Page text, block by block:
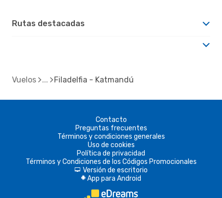
Rutas destacadas
Vuelos Filadelfia - Katmandú
Contacto
Preguntas frecuentes
Términos y condiciones generales
Uso de cookies
Política de privacidad
Términos y Condiciones de los Códigos Promocionales
d Versión de escritorio
A App para Android